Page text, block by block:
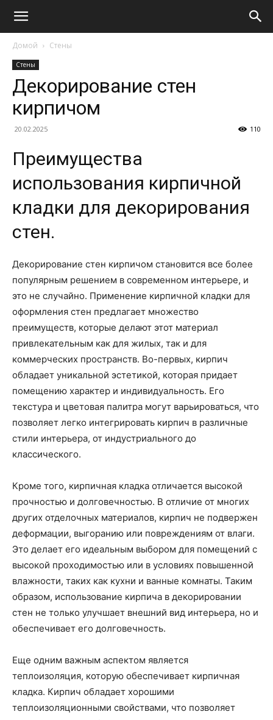
Домой Стены
Стены
Декорирование стен
кирпичом
20.02.2025 110
Преимущества
использования кирпичной
кладки для декорирования
стен.
Декорирование стен кирпичом становится все более
популярным решением в современном интерьере, и
это не случайно. Применение кирпичной кладки для
оформления стен предлагает множество
преимуществ, которые делают этот материал
привлекательным как для жилых, так и для
коммерческих пространств. Во-первых, кирпич
обладает уникальной эстетикой, которая придает
помещению характер и индивидуальность. Его
текстура и цветовая палитра могут варьироваться, что
позволяет легко интегрировать кирпич в различные
стили интерьера, от индустриального до
классического.
Кроме того, кирпичная кладка отличается высокой
прочностью и долговечностью. В отличие от многих
других отделочных материалов, кирпич не подвержен
деформации, выгоранию или повреждениям от влаги.
Это делает его идеальным выбором для помещений с
высокой проходимостью или в условиях повышенной
влажности, таких как кухни и ванные комнаты. Таким
образом, использование кирпича в декорировании
стен не только улучшает внешний вид интерьера, но и
обеспечивает его долговечность.
Еще одним важным аспектом является
теплоизоляция, которую обеспечивает кирпичная
кладка. Кирпич обладает хорошими
теплоизоляционными свойствами, что позволяет